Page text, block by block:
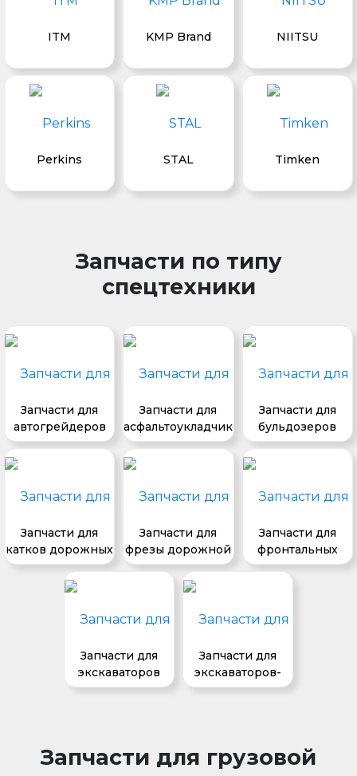
ITM KMP Brand NIITSU
Perkins STAL Timken
Запчасти по типу
спецтехники
Запчасти для
автогрейдеров
Запчасти для
асфальтоукладчиков
Запчасти для
бульдозеров
Запчасти для
катков дорожных
Запчасти для
фрезы дорожной
Запчасти для
фронтальных
погрузчиков
Запчасти для
экскаваторов
Запчасти для
экскаваторов-
погрузчиков
Запчасти для грузовой